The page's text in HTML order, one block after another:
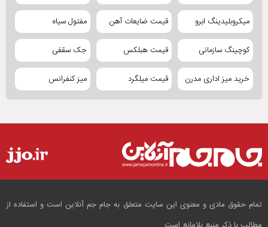
میکروبلیدینگ ابرو قیمت ضایعات آهن مفتول سیاه
کوچینگ سازمانی قیمت هبلکس جک سقفی
خرید میز اداری مدرن قیمت میلگرد میز کنفرانس
تمام حقوق مادی و معنوی این سایت متعلق به جام جم آنلاین است و استفاده از